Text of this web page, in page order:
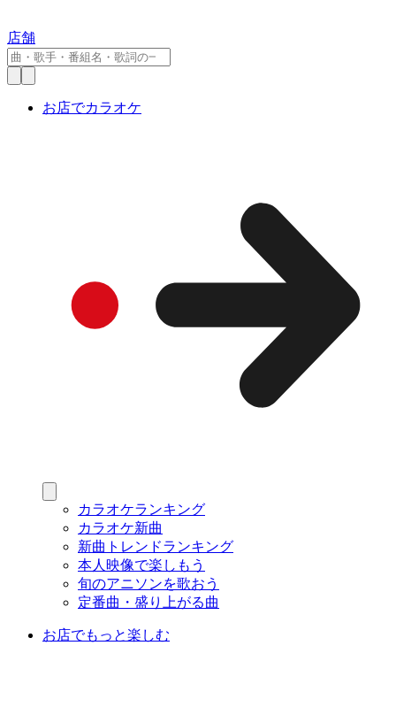
店舗
お店でカラオケ
カラオケランキング
カラオケ新曲
新曲トレンドランキング
本人映像で楽しもう
旬のアニソンを歌おう
定番曲・盛り上がる曲
お店でもっと楽しむ